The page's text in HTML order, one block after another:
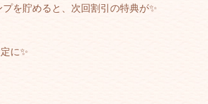
を貯めると、次回割引の特典が✨
に✨